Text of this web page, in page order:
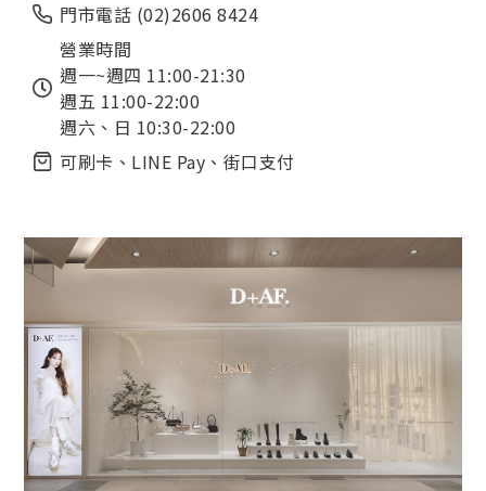
門市電話 (02)2606 8424
營業時間
週一~週四 11:00-21:30
週五 11:00-22:00
週六、日 10:30-22:00
可刷卡、LINE Pay、街口支付